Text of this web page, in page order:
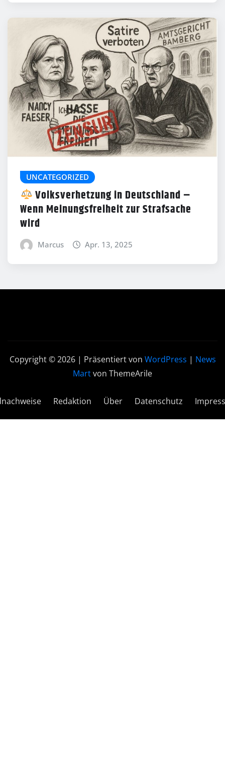
UNCATEGORIZED
Volksverhetzung in Deutschland –
Wenn Meinungsfreiheit zur Strafsache
wird
Marcus Apr. 13, 2025
Copyright © 2026 | Präsentiert von WordPress | News
Martvon ThemeArile
Redaktion Über Datenschutz